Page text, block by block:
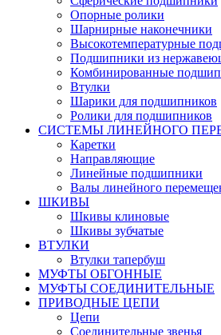
Опорные ролики
Шарнирные наконечники
Высокотемпературные
Подшипники из
Комбинированные
Втулки
Шарики для подшипников
Ролики для подшипников
СИСТЕМЫ ЛИНЕЙНОГО
Каретки
Направляющие
Линейные подшипники
Валы линейного
ШКИВЫ
Шкивы клиновые
Шкивы зубчатые
ВТУЛКИ
Втулки тапербуш
МУФТЫ ОБГОННЫЕ
МУФТЫ СОЕДИНИТЕЛЬНЫЕ
ПРИВОДНЫЕ ЦЕПИ
Цепи
Соединительные звенья